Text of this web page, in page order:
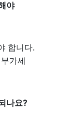
야
합니다.
가세
나요?